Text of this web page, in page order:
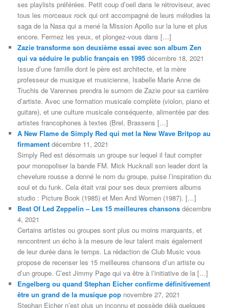
ses playlists préférées. Petit coup d’oeil dans le rétroviseur, avec
tous les morceaux rock qui ont accompagné de leurs mélodies la
saga de la Nasa qui a mené la Mission Apollo sur la lune et plus
encore. Fermez les yeux, et plongez-vous dans […]
Zazie transforme son deuxième essai avec son album Zen
qui va séduire le public français en 1995 décembre 18, 2021
Issue d’une famille dont le père est architecte, et la mère
professeur de musique et musicienne, Isabelle Marie Anne de
Truchis de Varennes prendra le surnom de Zazie pour sa carrière
d’artiste. Avec une formation musicale complète (violon, piano et
guitare), et une culture musicale conséquente, alimentée par des
artistes francophones à textes (Brel, Brassens […]
A New Flame de Simply Red qui met la New Wave Britpop au
firmament décembre 11, 2021
Simply Red est désormais un groupe sur lequel il faut compter
pour monopoliser la bande FM. Mick Hucknall son leader dont la
chevelure rousse a donné le nom du groupe, puise l’inspiration du
soul et du funk. Cela était vrai pour ses deux premiers albums
studio : Picture Book (1985) et Men And Women (1987). […]
Best Of Led Zeppelin – Les 15 meilleures chansons décembre
4, 2021
Certains artistes ou groupes sont plus ou moins marquants, et
rencontrent un écho à la mesure de leur talent mais également
de leur durée dans le temps. La rédaction de Club Music vous
propose de recenser les 15 meilleures chansons d’un artiste ou
d’un groupe. C’est Jimmy Page qui va être à l’initiative de la […]
Engelberg ou quand Stephan Eicher confirme définitivement
être un grand de la musique pop novembre 27, 2021
Stephan Eicher n’est plus un inconnu et possède déjà quelques